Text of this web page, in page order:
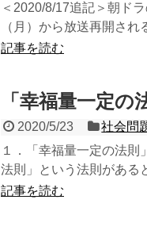
＜2020/8/17追記＞朝ド
（月）から放送再開さ
記事を読む
「幸福量一定
2020/5/23
社会問
１．「幸福量一定の法
法則」という法則がある
記事を読む